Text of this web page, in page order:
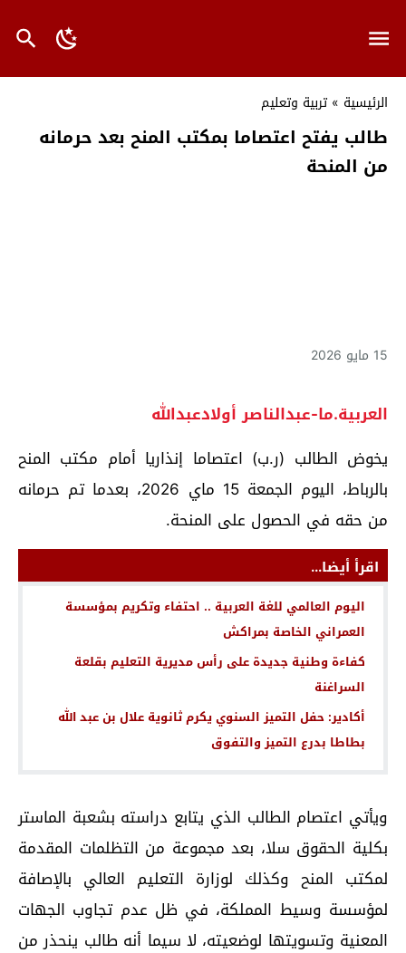
الرئيسية » تربية وتعليم
طالب يفتح اعتصاما بمكتب المنح بعد حرمانه
من المنحة
15 مايو 2026
العربية.ما-عبدالناصر أولادعبدالله
يخوض الطالب (ر.ب) اعتصاما إنذاريا أمام مكتب المنح
بالرباط، اليوم الجمعة 15 ماي 2026، بعدما تم حرمانه
من حقه في الحصول على المنحة.
اقرأ أيضا...
اليوم العالمي للغة العربية .. احتفاء وتكريم بمؤسسة
العمراني الخاصة بمراكش
كفاءة وطنية جديدة على رأس مديرية التعليم بقلعة
السراغنة
أكادير: حفل التميز السنوي يكرم ثانوية علال بن عبد الله
بطاطا بدرع التميز والتفوق
ويأتي اعتصام الطالب الذي يتابع دراسته بشعبة الماستر
بكلية الحقوق سلا، بعد مجموعة من التظلمات المقدمة
لمكتب المنح وكذلك لوزارة التعليم العالي بالإصافة
لمؤسسة وسيط المملكة، في ظل عدم تجاوب الجهات
المعنية وتسويتها لوضعيته، لا سيما أنه طالب ينحذر من